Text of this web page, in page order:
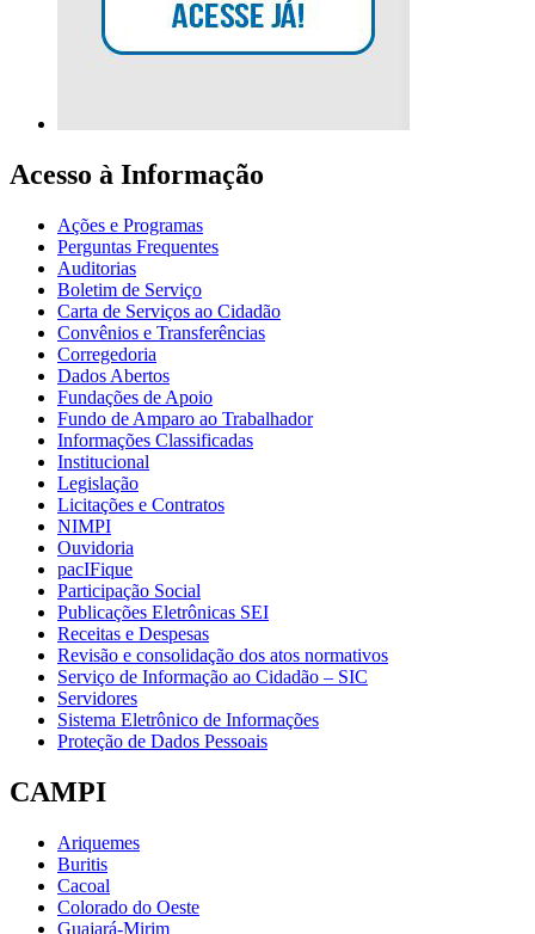
Acesso à Informação
Ações e Programas
Perguntas Frequentes
Auditorias
Boletim de Serviço
Carta de Serviços ao Cidadão
Convênios e Transferências
Corregedoria
Dados Abertos
Fundações de Apoio
Fundo de Amparo ao Trabalhador
Informações Classificadas
Institucional
Legislação
Licitações e Contratos
NIMPI
Ouvidoria
pacIFique
Participação Social
Publicações Eletrônicas SEI
Receitas e Despesas
Revisão e consolidação dos atos normativos
Serviço de Informação ao Cidadão – SIC
Servidores
Sistema Eletrônico de Informações
Proteção de Dados Pessoais
CAMPI
Ariquemes
Buritis
Cacoal
Colorado do Oeste
Guajará-Mirim